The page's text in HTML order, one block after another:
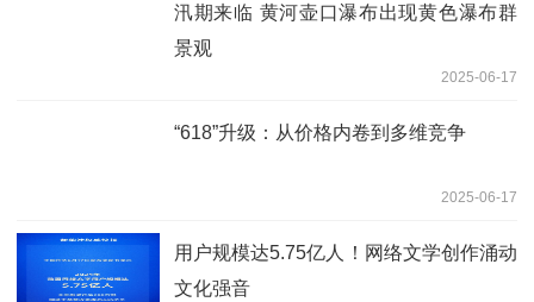
汛期来临 黄河壶口瀑布出现黄色瀑布群
景观
2025-06-17
“618”升级：从价格内卷到多维竞争
2025-06-17
用户规模达5.75亿人！网络文学创作涌动
文化强音